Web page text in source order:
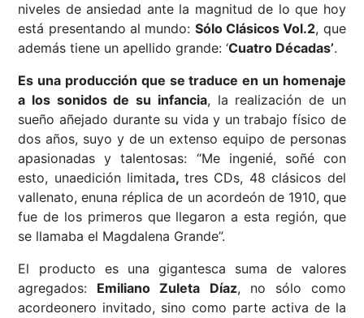
niveles de ansiedad ante la magnitud de lo que hoy
está presentando al mundo: Sólo Clásicos Vol.2, que
además tiene un apellido grande: ‘Cuatro Décadas’.
Es una producción que se traduce en un homenaje
a los sonidos de su infancia, la realización de un
sueño añejado durante su vida y un trabajo físico de
dos años, suyo y de un extenso equipo de personas
apasionadas y talentosas: “Me ingenié, soñé con
esto, unaedición limitada, tres CDs, 48 clásicos del
vallenato, enuna réplica de un acordeón de 1910, que
fue de los primeros que llegaron a esta región, que
se llamaba el Magdalena Grande”.
El producto es una gigantesca suma de valores
agregados: Emiliano Zuleta Díaz, no sólo como
acordeonero invitado, sino como parte activa de la